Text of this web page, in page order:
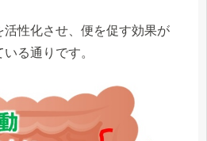
性化させ、便を促す効果が
る通りです。